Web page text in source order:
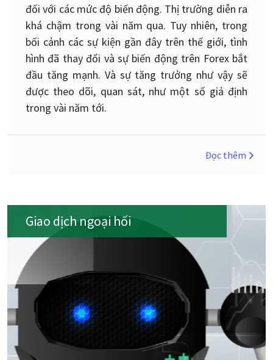
đối với các mức độ biến động. Thị trường diễn ra
khá chậm trong vài năm qua. Tuy nhiên, trong
bối cảnh các sự kiện gần đây trên thế giới, tình
hình đã thay đổi và sự biến động trên Forex bắt
đầu tăng mạnh. Và sự tăng trưởng như vậy sẽ
được theo dõi, quan sát, như một số giả định
trong vài năm tới.
Đọc thêm
Giao dịch ngoại hối